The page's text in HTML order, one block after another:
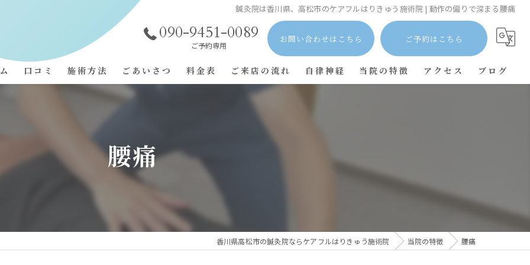
鍼灸院は香川県、高松市のケアフルはりきゅう施術院 | 動作の偏りで深まる腰痛
090-9451-0089
ご予約専用
お問い合わせはこちら ご予約はこちら
口コミ 施術方法 ごあいさつ 料金表 ご来店の流れ 自律神経 当院の特徴 アクセス ブログ
腰痛
香川県高松市の鍼灸院ならケアフルはりきゅう施術院 当院の特徴 腰痛